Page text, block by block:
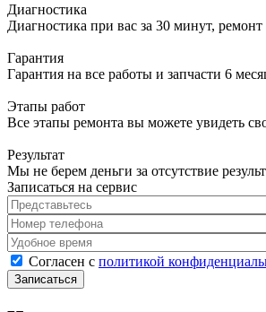
Диагностика
Диагностика при вас за 30 минут, ремонт
Гарантия
Гарантия на все работы и запчасти 6
Этапы работ
Все этапы ремонта вы можете увидеть
Результат
Мы не берем деньги за отсутствие
Записаться на сервис
Представьтесь
Номер телефона
Удобное время
Согласен с политикой
Согласен с политикой